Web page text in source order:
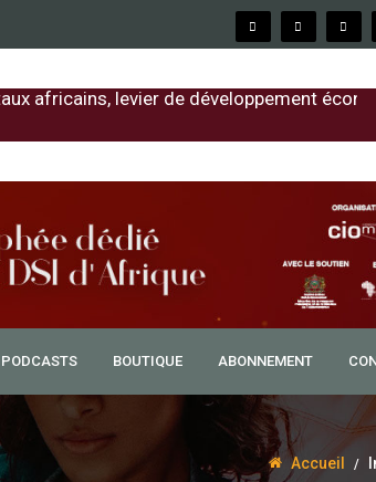
africains, levier de développement
PODCASTS BOUTIQUE ABONNEMENT
Accueil